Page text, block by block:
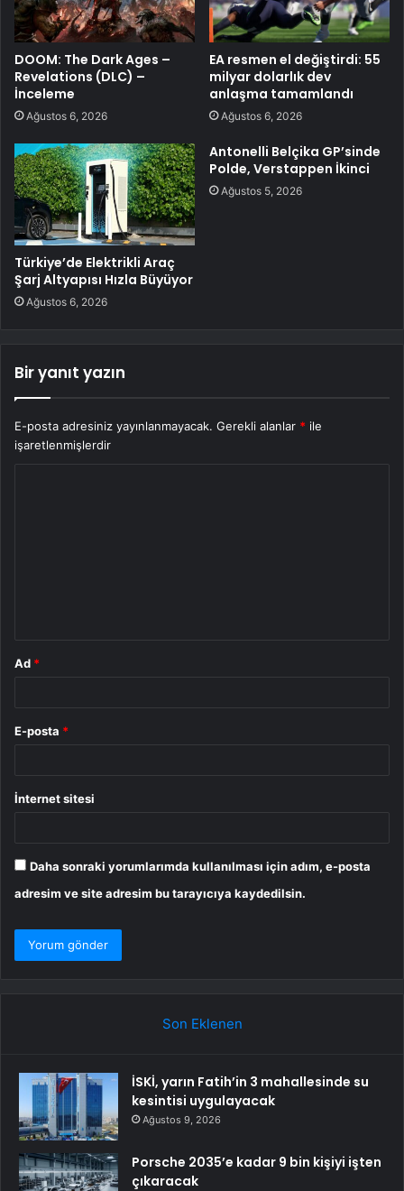
DOOM: The Dark Ages –
Revelations (DLC) –
İnceleme
Ağustos 6, 2026
EA resmen el değiştirdi: 55
milyar dolarlık dev
anlaşma tamamlandı
Ağustos 6, 2026
Türkiye’de Elektrikli Araç
Şarj Altyapısı Hızla Büyüyor
Ağustos 6, 2026
Antonelli Belçika GP’sinde
Polde, Verstappen İkinci
Ağustos 5, 2026
Bir yanıt yazın
E-posta adresiniz yayınlanmayacak. Gerekli alanlar * ile
işaretlenmişlerdir
Ad *
E-posta *
İnternet sitesi
Daha sonraki yorumlarımda kullanılması için adım, e-posta
adresim ve site adresim bu tarayıcıya kaydedilsin.
Son Eklenen
İSKİ, yarın Fatih’in 3 mahallesinde su
kesintisi uygulayacak
Ağustos 9, 2026
Porsche 2035’e kadar 9 bin kişiyi işten
çıkaracak